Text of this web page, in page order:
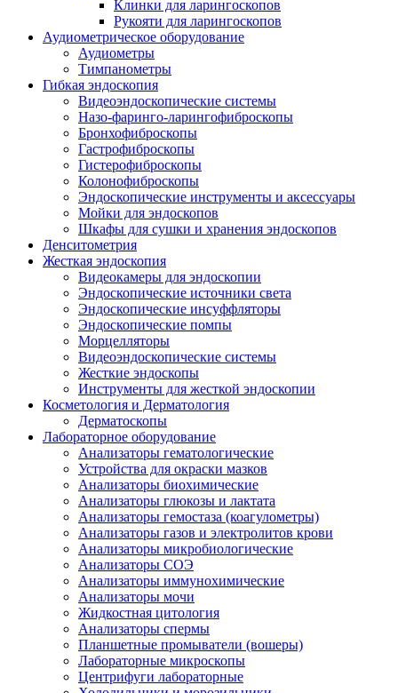
Клинки для ларингоскопов
Рукояти для ларингоскопов
Аудиометрическое оборудование
Аудиометры
Тимпанометры
Гибкая эндоскопия
Видеоэндоскопические системы
Назо-фаринго-ларингофиброскопы
Бронхофиброскопы
Гастрофиброскопы
Гистерофиброскопы
Колонофиброскопы
Эндоскопические инструменты и аксессуары
Мойки для эндоскопов
Шкафы для сушки и хранения эндоскопов
Денситометрия
Жесткая эндоскопия
Видеокамеры для эндоскопии
Эндоскопические источники света
Эндоскопические инсуффляторы
Эндоскопические помпы
Морцелляторы
Видеоэндоскопические системы
Жесткие эндоскопы
Инструменты для жесткой эндоскопии
Косметология и Дерматология
Дерматоскопы
Лабораторное оборудование
Анализаторы гематологические
Устройства для окраски мазков
Анализаторы биохимические
Анализаторы глюкозы и лактата
Анализаторы гемостаза (коагулометры)
Анализаторы газов и электролитов крови
Анализаторы микробиологические
Анализаторы СОЭ
Анализаторы иммунохимические
Анализаторы мочи
Жидкостная цитология
Анализаторы спермы
Планшетные промыватели (вошеры)
Лабораторные микроскопы
Центрифуги лабораторные